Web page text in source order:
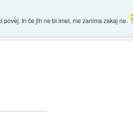
In če jih ne bi imel, me zanima zakaj ne.